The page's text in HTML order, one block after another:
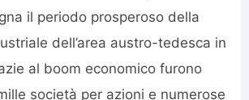
il periodo prosperoso della
dell’area austro-tedesca in
al boom economico furono
società per azioni e numerose